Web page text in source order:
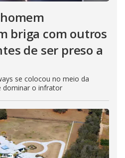
briga com outros
de ser preso a
se colocou no meio da
dominar o infrator